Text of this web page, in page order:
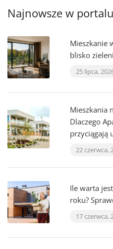
Najnowsze w portalu
Mieszkanie
blisko
25 lipca,
Mieszkania
Dlaczego
przyciągają
22 czerwca,
Ile warta
roku?
17 czerwca,